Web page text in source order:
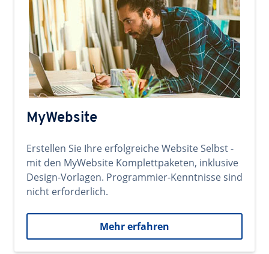
MyWebsite
Erstellen Sie Ihre erfolgreiche Website Selbst -
mit den MyWebsite Komplettpaketen, inklusive
Design-Vorlagen. Programmier-Kenntnisse sind
nicht erforderlich.
Mehr erfahren